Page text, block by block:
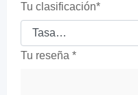
Tu clasificación*
Tu reseña *